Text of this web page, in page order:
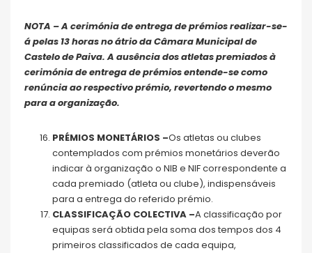
NOTA – A cerimónia de entrega de prémios realizar-se-
á pelas 13 horas no átrio da Câmara Municipal de
Castelo de Paiva. A ausência dos atletas premiados à
cerimónia de entrega de prémios entende-se como
renúncia ao respectivo prémio, revertendo o mesmo
para a organização.
PRÉMIOS MONETÁRIOS –Os atletas ou clubes
contemplados com prémios monetários deverão
indicar à organização o NIB e NIF correspondente a
cada premiado (atleta ou clube), indispensáveis
para a entrega do referido prémio.
CLASSIFICAÇÃO COLECTIVA –A classificação por
equipas será obtida pela soma dos tempos dos 4
primeiros classificados de cada equipa,